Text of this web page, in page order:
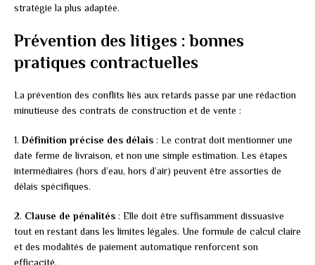
stratégie la plus adaptée.
Prévention des litiges : bonnes
pratiques contractuelles
La prévention des conflits liés aux retards passe par une rédaction
minutieuse des contrats de construction et de vente :
1. Définition précise des délais : Le contrat doit mentionner une
date ferme de livraison, et non une simple estimation. Les étapes
intermédiaires (hors d’eau, hors d’air) peuvent être assorties de
délais spécifiques.
2. Clause de pénalités : Elle doit être suffisamment dissuasive
tout en restant dans les limites légales. Une formule de calcul claire
et des modalités de paiement automatique renforcent son
efficacité.